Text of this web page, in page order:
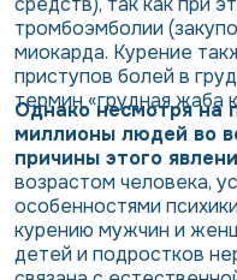
тромбоэмболии
миокарда. Курение
приступов болей в
термин «грудная жаба
Однако несмотря на
миллионы людей во
причины этого
возрастом человека,
особенностями
курению мужчин и
детей и подростков